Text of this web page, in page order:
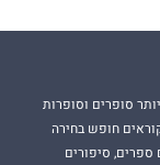
סופרים וסופרות
חופש בחירה
סיפורים